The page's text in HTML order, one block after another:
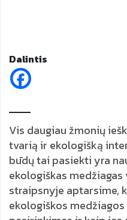
Dalintis
Vis daugiau žmonių
tvarią ir ekologišką
būdų tai pasiekti yra
ekologiškas
straipsnyje aptarsime,
ekologiškos